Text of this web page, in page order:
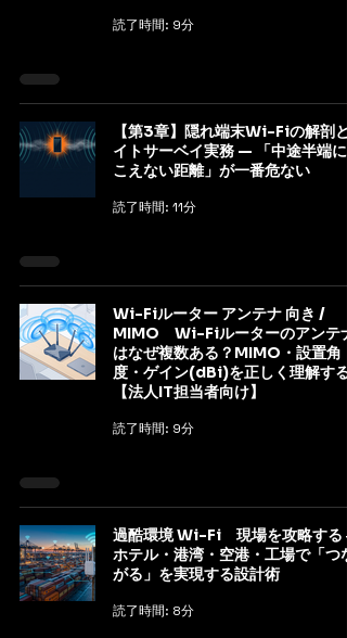
読了時間: 9分
【第3章】隠れ端末Wi-Fiの解剖と
イトサーベイ実務 — 「中途半端に
こえない距離」が一番危ない
読了時間: 11分
Wi-Fiルーター アンテナ 向き /
MIMO Wi-Fiルーターのアンテナ
はなぜ複数ある？MIMO・設置角
度・ゲイン(dBi)を正しく理解する
【法人IT担当者向け】
読了時間: 9分
過酷環境 Wi-Fi 現場を攻略する
ホテル・港湾・空港・工場で「つな
がる」を実現する設計術
読了時間: 8分